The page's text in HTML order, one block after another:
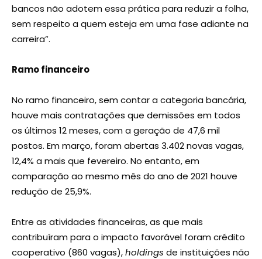
bancos não adotem essa prática para reduzir a folha,
sem respeito a quem esteja em uma fase adiante na
carreira”.
Ramo financeiro
No ramo financeiro, sem contar a categoria bancária,
houve mais contratações que demissões em todos
os últimos 12 meses, com a geração de 47,6 mil
postos. Em março, foram abertas 3.402 novas vagas,
12,4% a mais que fevereiro. No entanto, em
comparação ao mesmo mês do ano de 2021 houve
redução de 25,9%.
Entre as atividades financeiras, as que mais
contribuíram para o impacto favorável foram crédito
cooperativo (860 vagas),holdings de instituições não